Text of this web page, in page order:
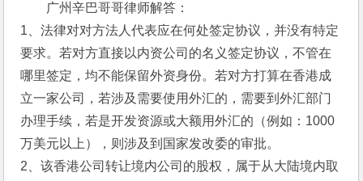
广州辛巴哥哥律师解答：
1、法律对对方法人代表应在何处签定协议，并没有特定
要求。若对方直接以内资公司的名义签定协议，不管在
哪里签定，均不能保留外资身份。若对方打算在香港成
立一家公司，若涉及需要使用外汇的，需要到外汇部门
办理手续，若是开发资源或大额用外汇的（例如：1000
万美元以上），则涉及到国家发改委的审批。
2、该香港公司转让境内公司的股权，属于从大陆境内取